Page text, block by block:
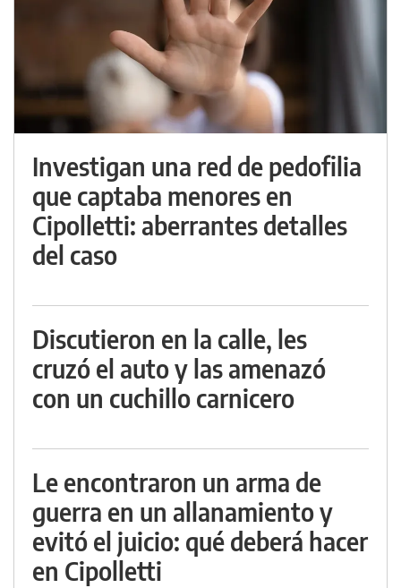
Investigan una red de pedofilia
que captaba menores en
Cipolletti: aberrantes detalles
del caso
Discutieron en la calle, les
cruzó el auto y las amenazó
con un cuchillo carnicero
Le encontraron un arma de
guerra en un allanamiento y
evitó el juicio: qué deberá hacer
en Cipolletti